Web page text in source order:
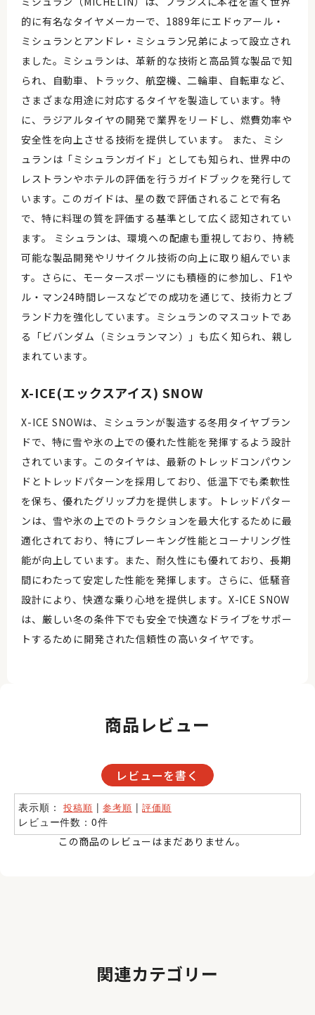
的に有名なタイヤメーカーで、1889年にエドゥアール・
ミシュランとアンドレ・ミシュラン兄弟によって設立され
ました。ミシュランは、革新的な技術と高品質な製品で知
られ、自動車、トラック、航空機、二輪車、自転車など、
さまざまな用途に対応するタイヤを製造しています。特
に、ラジアルタイヤの開発で業界をリードし、燃費効率や
安全性を向上させる技術を提供しています。 また、ミシ
ュランは「ミシュランガイド」としても知られ、世界中の
レストランやホテルの評価を行うガイドブックを発行して
います。このガイドは、星の数で評価されることで有名
で、特に料理の質を評価する基準として広く認知されてい
ます。 ミシュランは、環境への配慮も重視しており、持続
可能な製品開発やリサイクル技術の向上に取り組んでいま
す。さらに、モータースポーツにも積極的に参加し、F1や
ル・マン24時間レースなどでの成功を通じて、技術力とブ
ランド力を強化しています。ミシュランのマスコットであ
る「ビバンダム（ミシュランマン）」も広く知られ、親し
まれています。
X-ICE(エックスアイス) SNOW
X-ICE SNOWは、ミシュランが製造する冬用タイヤブラン
ドで、特に雪や氷の上での優れた性能を発揮するよう設計
されています。このタイヤは、最新のトレッドコンパウン
ドとトレッドパターンを採用しており、低温下でも柔軟性
を保ち、優れたグリップ力を提供します。トレッドパター
ンは、雪や氷の上でのトラクションを最大化するために最
適化されており、特にブレーキング性能とコーナリング性
能が向上しています。また、耐久性にも優れており、長期
間にわたって安定した性能を発揮します。さらに、低騒音
設計により、快適な乗り心地を提供します。X-ICE SNOW
は、厳しい冬の条件下でも安全で快適なドライブをサポー
トするために開発された信頼性の高いタイヤです。
商品レビュー
レビューを書く
表示順：投稿順 |参考順 |評価順
レビュー件数：0件
この商品のレビューはまだありません。
関連カテゴリー